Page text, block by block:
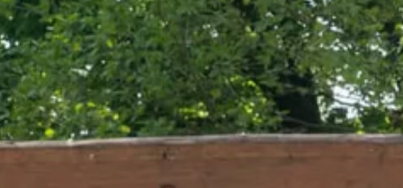
als sie sich an einem bewölkten Morgen auf den Weg ins
angekommen, zeigte sich dann auch tatsächlich die Sonne und